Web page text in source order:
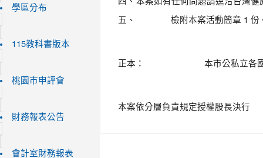
學區分布
115教科書版本
桃園市申評會
財務報表公告
會計室財務報表
五、
檢附本案活動簡章 1 份
正本： 本市公私立各
本案依分層負責規定授權股長決行